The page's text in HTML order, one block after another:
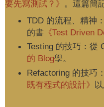
要先寫測試？》 。這篇簡
TDD 的流程、精神
的書《Test Driven
Testing 的技巧：從
的 Blog學。
Refactoring 的技巧
既有程式的設計》